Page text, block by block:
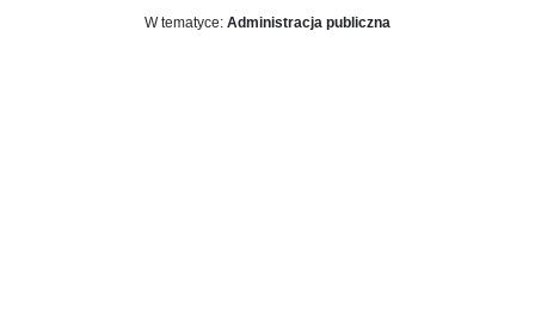
W tematyce: Administracja publiczna